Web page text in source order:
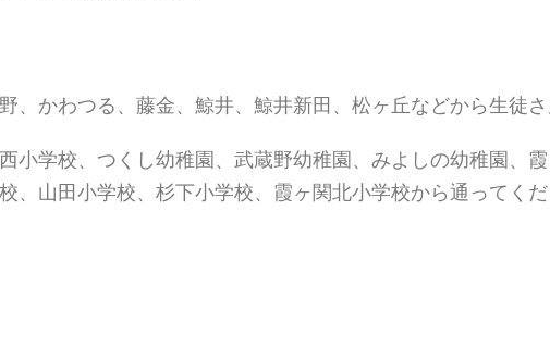
かわつる、藤金、鯨井、鯨井新田、松ヶ丘などから生徒さ
学校、つくし幼稚園、武蔵野幼稚園、みよしの幼稚園、
山田小学校、杉下小学校、霞ヶ関北小学校から通ってくだ